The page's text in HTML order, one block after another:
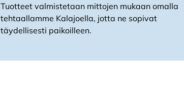
Tuotteet valmistetaan mittojen mukaan omalla
tehtaallamme Kalajoella, jotta ne sopivat
täydellisesti paikoilleen.